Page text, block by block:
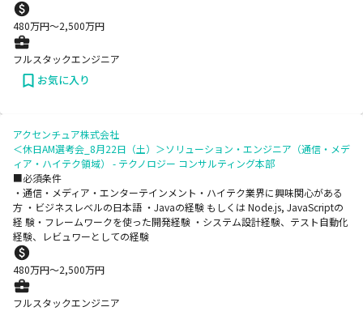
480万円〜2,500万円
フルスタックエンジニア
お気に入り
アクセンチュア株式会社
＜休日AM選考会_8月22日（土）＞ソリューション・エンジニア（通信・メデ
ィア・ハイテク領域） - テクノロジー コンサルティング本部
■必須条件
・通信・メディア・エンターテインメント・ハイテク業界に興味関心がある
方 ・ビジネスレベルの日本語 ・Javaの経験 もしくは Node.js, JavaScriptの
経 験・フレームワークを使った開発経験 ・システム設計経験、テスト自動化
経験、レビュワーとしての経験
480万円〜2,500万円
フルスタックエンジニア